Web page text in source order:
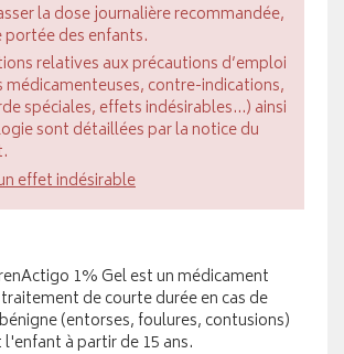
la dose journalière recommandée,
portée des enfants.
relatives aux précautions d’emploi
médicamenteuses, contre-indications,
spéciales, effets indésirables...) ainsi
sont détaillées par la notice du
effet indésirable
1% Gel est un médicament
de courte durée en cas de
(entorses, foulures, contusions)
à partir de 15 ans.